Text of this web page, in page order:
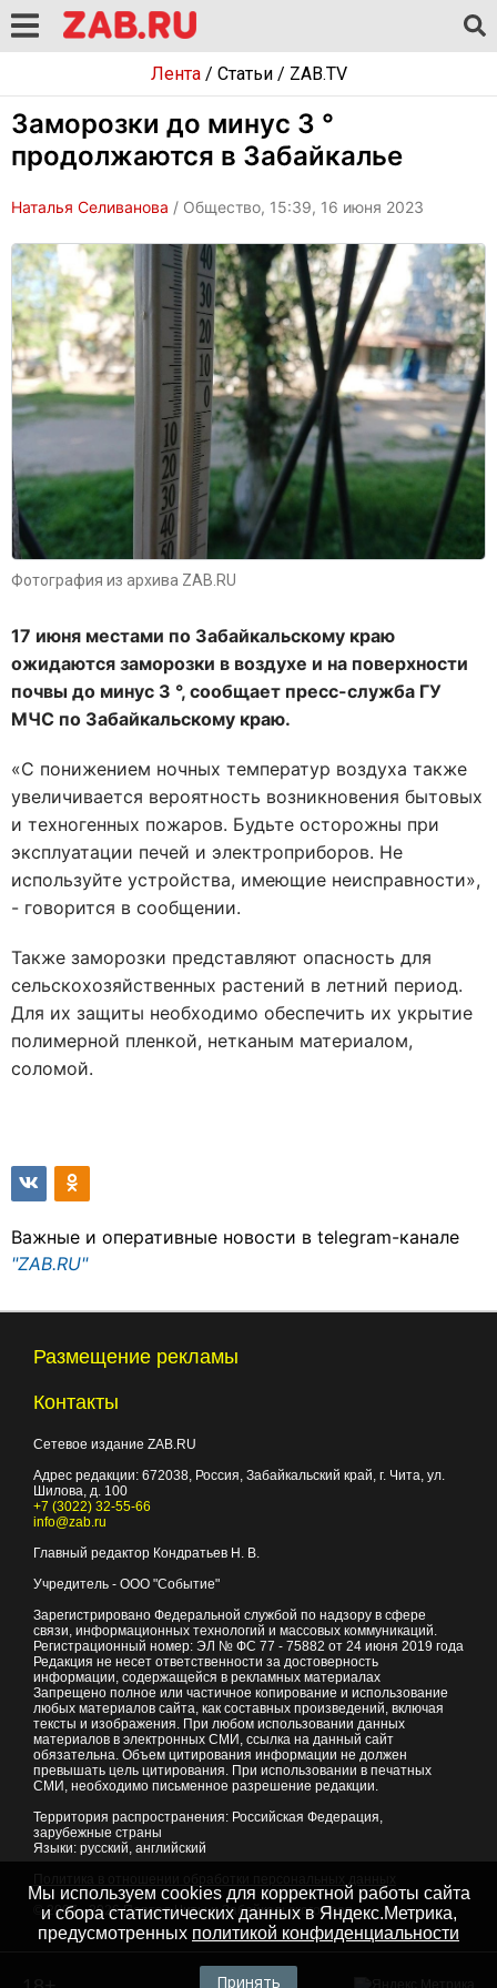
Лента/ Статьи/ ZAB.TV
Заморозки до минус 3 °
продолжаются в Забайкалье
Наталья Селиванова / Общество, 15:39, 16 июня 2023
Фотография из архива ZAB.RU
17 июня местами по Забайкальскому краю
ожидаются заморозки в воздухе и на поверхности
почвы до минус 3 °, сообщает пресс-служба ГУ
МЧС по Забайкальскому краю.
«С понижением ночных температур воздуха также
увеличивается вероятность возникновения бытовых
и техногенных пожаров. Будьте осторожны при
эксплуатации печей и электроприборов. Не
используйте устройства, имеющие неисправности»,
- говорится в сообщении.
Также заморозки представляют опасность для
сельскохозяйственных растений в летний период.
Для их защиты необходимо обеспечить их укрытие
полимерной пленкой, нетканым материалом,
соломой.
Важные и оперативные новости в telegram-канале
"ZAB.RU"
Размещение рекламы
Контакты
Сетевое издание ZAB.RU
Адрес редакции: 672038 , Россия, Забайкальский край, г. Чита ул.
Шилова, д. 100
+7 (3022) 32-55-66
info@zab.ru
Главный редактор Кондратьев Н. В.
Учредитель - ООО "Событие"
Зарегистрировано Федеральной службой по надзору в сфере
связи, информационных технологий и массовых коммуникаций.
Регистрационный номер: ЭЛ № ФС 77 - 75882 от 24 июня 2019 года
Редакция не несет ответственности за достоверность
информации, содержащейся в рекламных материалах
Запрещено полное или частичное копирование и использование
любых материалов сайта, как составных произведений, включая
тексты и изображения. При любом использовании данных
материалов в электронных СМИ, ссылка на данный сайт
обязательна. Объем цитирования информации не должен
превышать цель цитирования. При использовании в печатных
СМИ, необходимо письменное разрешение редакции.
Территория распространения: Российская Федерация,
зарубежные страны
Языки: русский, английский
© 2007 - 2026Портал Читы и Забайкальского края
Мы используем cookies для корректной работы сайта
и сбора статистических данных в Яндекс.Метрика,
предусмотренных политикой конфиденциальности
Принять